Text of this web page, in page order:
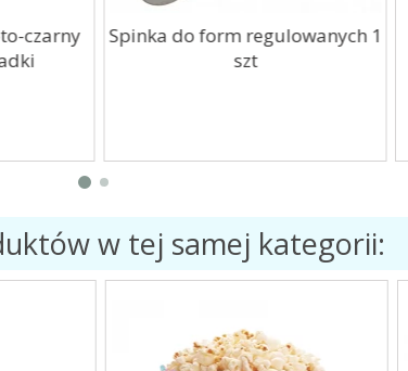
czarny
Spinka do form regulowanych 1
szt
w tej samej kategorii: